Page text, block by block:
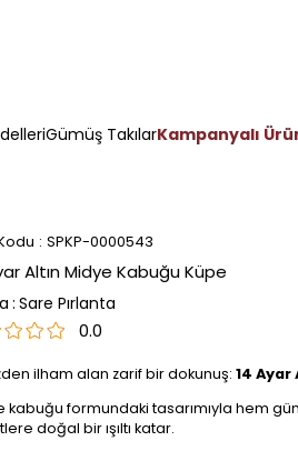
Gümüş TakılarKampanyalı
SPKP-0000543
Altın Midye Kabuğu Küpe
: Sare Pırlanta
0.0
ilham alan zarif bir dokunuş: 14 Ayar
kabuğu formundaki tasarımıyla hem
doğal bir ışıltı katar.